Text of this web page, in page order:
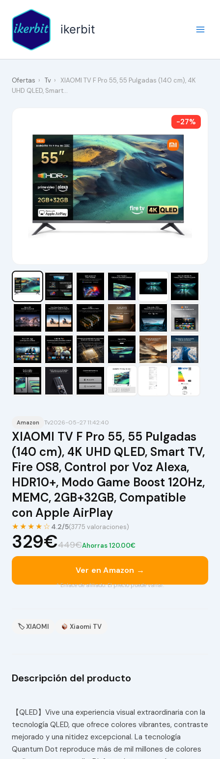
contenido
ikerbit
Ofertas › Tv ›
XIAOMI TV F Pro 55, 55 Pulgadas (140 cm), 4K
UHD QLED, Smart…
-27%
Amazon Tv2026-05-27 11:42:40
XIAOMI TV F Pro 55, 55 Pulgadas
(140 cm), 4K UHD QLED, Smart TV,
Fire OS8, Control por Voz Alexa,
HDR10+, Modo Game Boost 120Hz,
MEMC, 2GB+32GB, Compatible
con Apple AirPlay
★★★★☆ 4.2/5(3775 valoraciones)
329€449€Ahorras 120.00€
Ver en Amazon →
* Enlace de afiliado. El precio puede variar.
🏷 XIAOMI Xiaomi TV
Descripción del producto
【QLED】Vive una experiencia visual extraordinaria con la
tecnología QLED, que ofrece colores vibrantes, contraste
mejorado y una nitidez excepcional. La tecnología
Quantum Dot reproduce más de mil millones de colores